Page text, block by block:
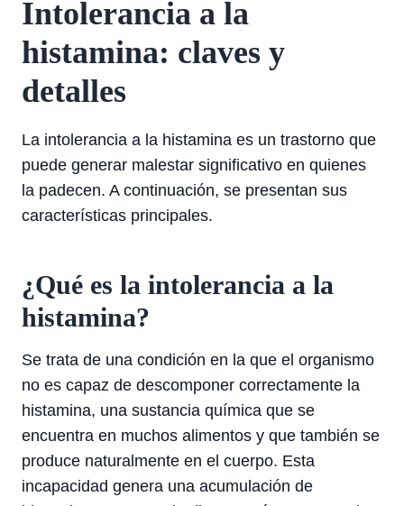
Intolerancia a la
histamina: claves y
detalles
La intolerancia a la histamina es un trastorno que
puede generar malestar significativo en quienes
la padecen. A continuación, se presentan sus
características principales.
¿Qué es la intolerancia a la
histamina?
Se trata de una condición en la que el organismo
no es capaz de descomponer correctamente la
histamina, una sustancia química que se
encuentra en muchos alimentos y que también se
produce naturalmente en el cuerpo. Esta
incapacidad genera una acumulación de